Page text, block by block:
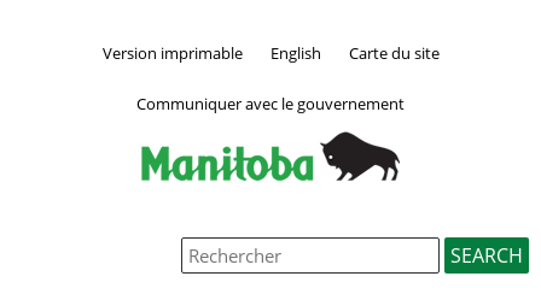
Version imprimable English Carte du site
Communiquer avec le gouvernement